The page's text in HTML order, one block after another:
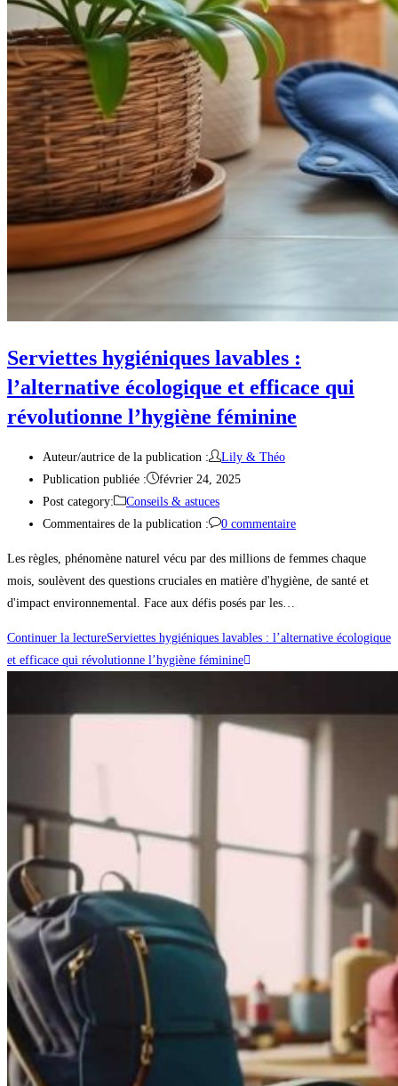
Serviettes hygiéniques lavables :
l’alternative écologique et efficace qui
révolutionne l’hygiène féminine
Auteur/autrice de la publication :
Lily & Théo
Publication publiée :
février 24, 2025
Post category:
Conseils & astuces
Commentaires de la publication :
0 commentaire
Les règles, phénomène naturel vécu par des millions de femmes chaque
mois, soulèvent des questions cruciales en matière d'hygiène, de santé et
d'impact environnemental. Face aux défis posés par les…
Continuer la lectureServiettes hygiéniques lavables : l’alternative écologique
et efficace qui révolutionne l’hygiène féminine